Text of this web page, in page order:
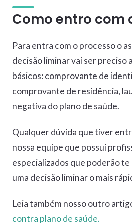
Como entro com
Para entra com o processo o
decisão liminar vai ser preciso
básicos: comprovante de
comprovante de residência,
negativa do plano de saúde.
Qualquer dúvida que tiver
nossa equipe que possui
especializados que poderão
uma decisão liminar o mais
Leia também nosso outro
contra plano de saúde.